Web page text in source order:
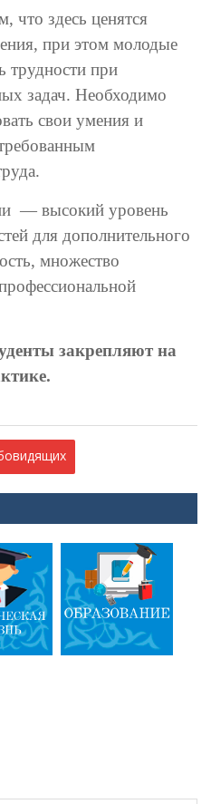
что здесь ценятся
при этом молодые
трудности при
задач. Необходимо
свои умения и
— высокий уровень
для дополнительного
множество
закрепляют на